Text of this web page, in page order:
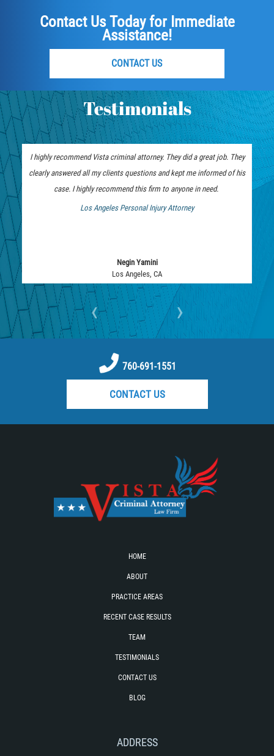
Burglary
Burglary of a Safe or Vault
Embezzlement
Grand Theft
Petty Theft
Receiving Stolen Property
Identity Theft
Misappropriation of Public Funds
Contact Us Today for Immediate
Assistance!
CONTACT US
Testimonials
Attorney
I highly recommend Vista criminal attorney. They did a great job. They
clearly answered all my clients questions and kept me informed of his
case. I highly recommend this firm to anyone in need.
Los Angeles Personal Injury Attorney
Negin Yamini
Los Angeles, CA
‹ ›
760-691-1551
CONTACT US
HOME
ABOUT
PRACTICE AREAS
RECENT CASE RESULTS
TEAM
TESTIMONIALS
CONTACT US
BLOG
ADDRESS